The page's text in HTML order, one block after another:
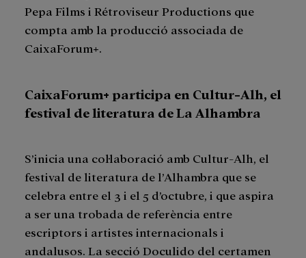
Pepa Films i Rétroviseur Productions que
compta amb la producció associada de
CaixaForum+.
CaixaForum+ participa en Cultur-Alh, el
festival de literatura de La Alhambra
S’inicia una col·laboració amb Cultur-Alh, el
festival de literatura de l’Alhambra que se
celebra entre el 3 i el 5 d’octubre, i que aspira
a ser una trobada de referència entre
escriptors i artistes internacionals i
andalusos. La secció Doculido del certamen